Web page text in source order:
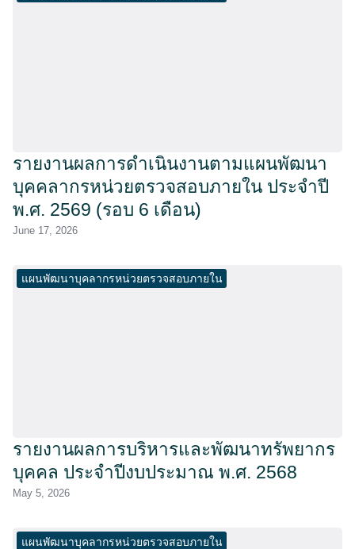
รายงานผลการดำเนินงานตามแผนพัฒนา
บุคคลากรหน่วยตรวจสอบภายใน ประจำปี
พ.ศ. 2569 (รอบ 6 เดือน)
June 17, 2026
แผนพัฒนาบุคลากรหน่วยตรวจสอบภายใน
รายงานผลการบริหารและพัฒนาทรัพยากร
บุคคล ประจำปีงบประมาณ พ.ศ. 2568
May 5, 2026
แผนพัฒนาบุคลากรหน่วยตรวจสอบภายใน